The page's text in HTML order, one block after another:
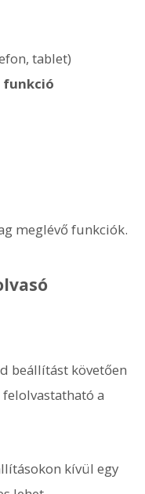
tablet)
funkció
meglévő funkciók.
beállítást követően
a
kívül egy